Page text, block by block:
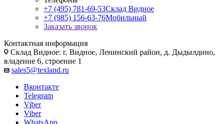
+7 (495) 781-69-53Склад Видное
+7 (985) 156-63-76Мобильный
Заказать звонок
Контактная информация
Склад Видное: г. Видное, Ленинский район, д. Дыдылдино,
владение 6, строение 1
sales5@texland.ru
Вконтакте
Telegram
Viber
Viber
WhatsApp